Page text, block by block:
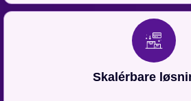
Skalérbare